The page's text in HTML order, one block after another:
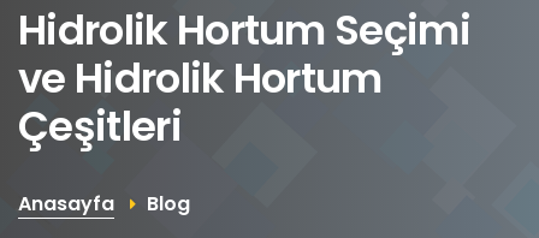
Hidrolik Hortum Seçimi
ve Hidrolik Hortum
Çeşitleri
Anasayfa Blog